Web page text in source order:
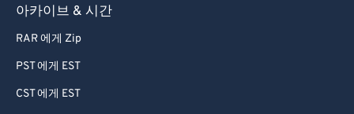
아카이브 & 시간
RAR 에게 Zip
PST 에게 EST
CST 에게 EST